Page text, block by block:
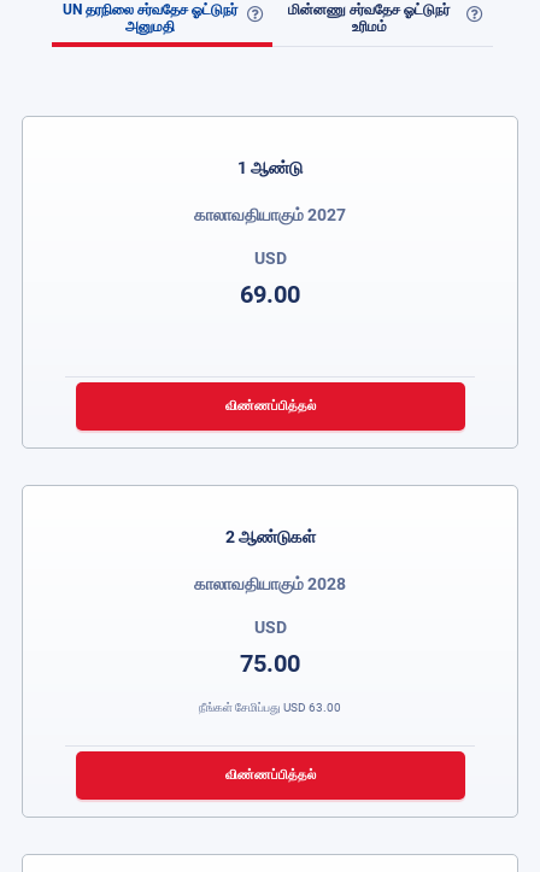
UN தரநிலை சர்வதேச ஓட்டுநர்
அனுமதி
மின்னணு சர்வதேச ஓட்டுநர்
உரிமம்
1 ஆண்டு
காலாவதியாகும் 2027
USD
69.00
விண்ணப்பித்தல்
2 ஆண்டுகள்
காலாவதியாகும் 2028
USD
75.00
நீங்கள் சேமிப்பது USD 63.00
விண்ணப்பித்தல்